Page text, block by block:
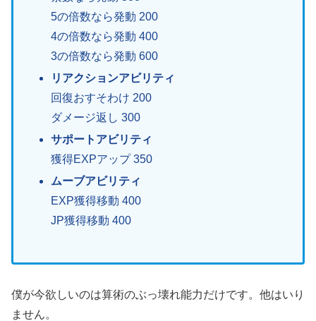
5の倍数なら発動 200
4の倍数なら発動 400
3の倍数なら発動 600
リアクションアビリティ
回復おすそわけ 200
ダメージ返し 300
サポートアビリティ
獲得EXPアップ 350
ムーブアビリティ
EXP獲得移動 400
JP獲得移動 400
僕が今欲しいのは算術のぶっ壊れ能力だけです。他はいり
ません。